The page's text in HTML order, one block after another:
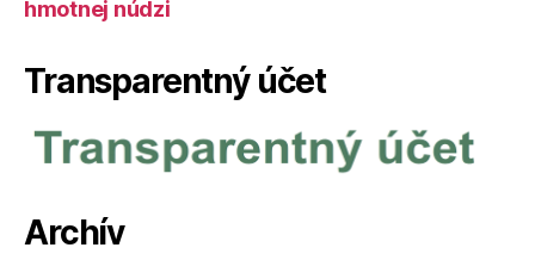
hmotnej núdzi
Transparentný účet
Archív